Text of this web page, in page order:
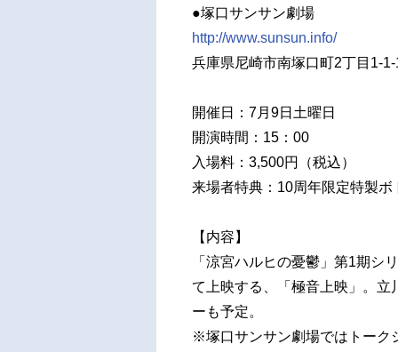
●塚口サンサン劇場
http://www.sunsun.info/
兵庫県尼崎市南塚口町2丁目1-
開催日：7月9日土曜日
開演時間：15：00
入場料：3,500円（税込）
来場者特典：10周年限定特製ボ
【内容】
「涼宮ハルヒの憂鬱」第1期シ
て上映する、「極音上映」。立
ーも予定。
※塚口サンサン劇場ではトーク